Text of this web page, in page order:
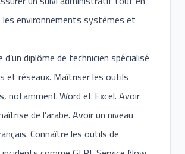
environnements systèmes et
diplôme de technicien spécialisé
et réseaux. Maîtriser les outils
notamment Word et Excel. Avoir
de l’arabe. Avoir un niveau
Connaître les outils de